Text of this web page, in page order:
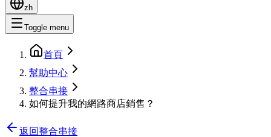
zh
Toggle menu
首頁
幫助中心
整合串接
如何提升我的網路商店銷售？
返回整合串接